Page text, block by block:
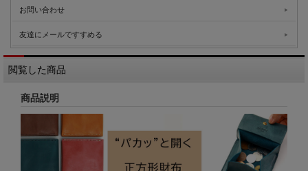
お問い合わせ
友達にメールですすめる
閲覧した商品
商品説明